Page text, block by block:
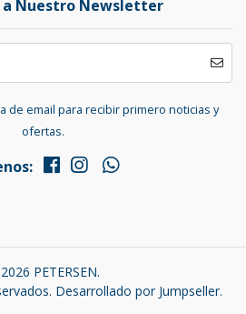
a Nuestro Newsletter
de email para recibir primero noticias y
ofertas.
PETERSEN.
Desarrollado por Jumpseller.